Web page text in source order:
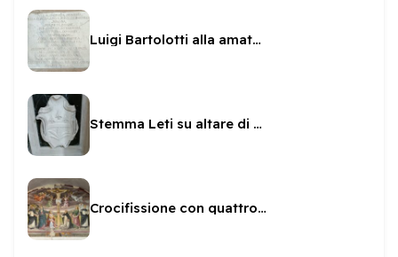
Luigi Bartolotti alla amata Lucia
Stemma Leti su altare di San Brunone
Crocifissione con quattro angeli attribuita allo Spagna